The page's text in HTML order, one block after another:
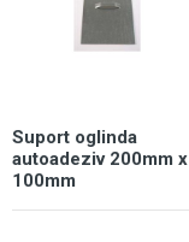
Suport oglinda
autoadeziv 200mm x
100mm